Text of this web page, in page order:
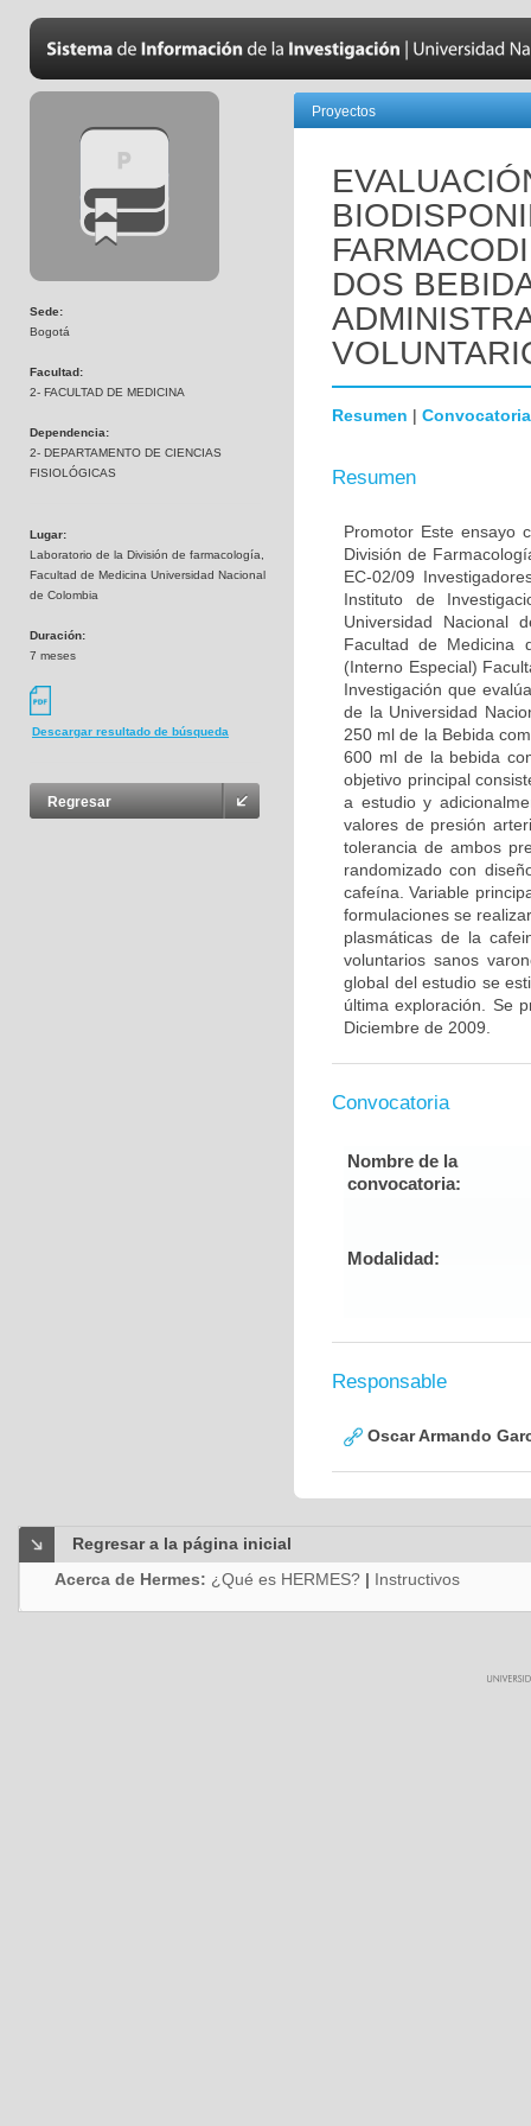
Sede:
Bogotá
Facultad:
2- FACULTAD DE MEDICINA
Dependencia:
2- DEPARTAMENTO DE CIENCIAS
FISIOLÓGICAS
Lugar:
Laboratorio de la División de farmacología,
Facultad de Medicina Universidad Nacional
de Colombia
Duración:
7 meses
Descargar resultado de búsqueda
Regresar
Proyectos
DOS
Resumen | Convocatoria
Resumen
Promotor Este ensayo
División de
EC-02/09
Instituto de
Universidad Nacional
Facultad de Medicina
(Interno Especial)
Investigación que
de la Universidad
250 ml de la Bebida
600 ml de la bebida
objetivo principal
a estudio y
valores de presión
tolerancia de ambos
randomizado con
cafeína. Variable
formulaciones se
plasmáticas de la
voluntarios sanos
global del estudio se
última exploración. Se
Diciembre de 2009.
Convocatoria
Nombre de la
convocatoria:
Modalidad:
Responsable
Oscar Armando
Regresar a la página inicial
Acerca de Hermes: ¿Qué es HERMES? | Instructivos